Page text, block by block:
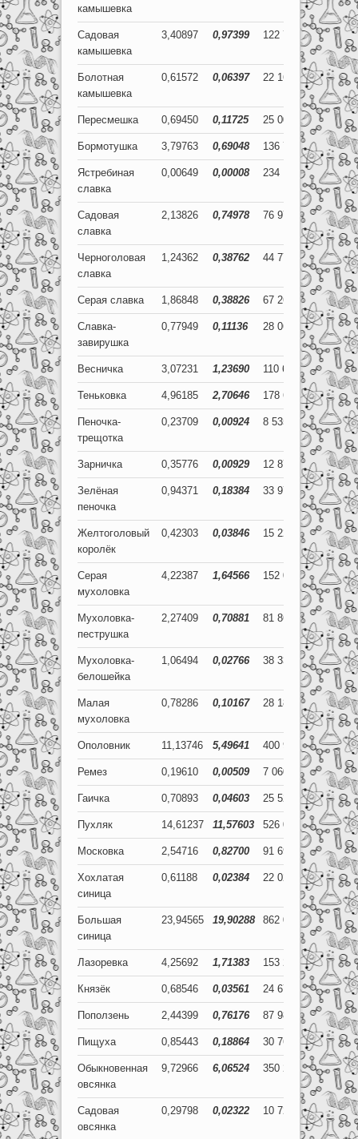
камышевка
Садовая
камышевка
3,40897 0,97399 122 723 35 064
Болотная
камышевка
0,61572 0,06397 22 166 2 303
Пересмешка 0,69450 0,11725 25 002 4 221
Бормотушка 3,79763 0,69048 136 715 24 857
Ястребиная
славка
0,00649 0,00008 234 3
Садовая
славка
2,13826 0,74978 76 978 26 992
Черноголовая
славка
1,24362 0,38762 44 770 13 954
Серая славка 1,86848 0,38826 67 265 13 977
Славка-
завирушка
0,77949 0,11136 28 062 4 009
Весничка 3,07231 1,23690 110 603 44 529
Теньковка 4,96185 2,70646 178 626 97 433
Пеночка-
трещотка
0,23709 0,00924 8 535 333
Зарничка 0,35776 0,00929 12 879 335
Зелёная
пеночка
0,94371 0,18384 33 974 6 618
Желтоголовый
королёк
0,42303 0,03846 15 229 1 384
Серая
мухоловка
4,22387 1,64566 152 059 59 244
Мухоловка-
пеструшка
2,27409 0,70881 81 867 25 517
Мухоловка-
белошейка
1,06494 0,02766 38 338 996
Малая
мухоловка
0,78286 0,10167 28 183 3 660
Ополовник 11,13746 5,49641 400 948 197 871
Ремез 0,19610 0,00509 7 060 183
Гаичка 0,70893 0,04603 25 522 1 657
Пухляк 14,61237 11,57603 526 045 416 737
Московка 2,54716 0,82700 91 698 29 772
Хохлатая
синица
0,61188 0,02384 22 028 858
Большая
синица
23,94565 19,90288 862 044 716 504
Лазоревка 4,25692 1,71383 153 249 61 698
Князёк 0,68546 0,03561 24 677 1 282
Поползень 2,44399 0,76176 87 984 27 424
Пищуха 0,85443 0,18864 30 760 6 791
Обыкновенная
овсянка
9,72966 6,06524 350 268 218 349
Садовая
овсянка
0,29798 0,02322 10 727 836